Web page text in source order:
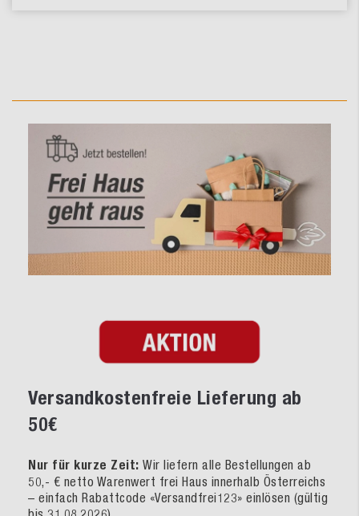
Versandkostenfreie Lieferung ab
50€
Nur für kurze Zeit: Wir liefern alle Bestellungen ab
50,- € netto Warenwert frei Haus innerhalb Österreichs
– einfach Rabattcode «Versandfrei123» einlösen (gültig